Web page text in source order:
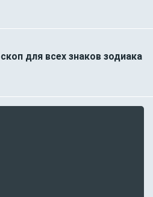
для всех знаков зодиака